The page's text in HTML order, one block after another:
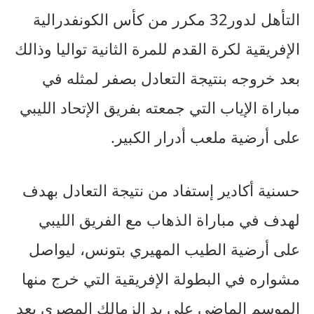
التأهل لدور32 مكرر من كأس الكونفدرالية
الإفريقية لكرة القدم للمرة الثانية تواليا وذالك
بعد خروجه بنتيجة التعادل بصفر لمثله في
مباراة الإياب التي جمعته بفريق الإتحاد الليبي
على أرضية ملعب أدرار الكبير.
حسنية أكادير إستفاد من نتيجة التعادل بهدف
لهدف في مباراة الذهاب مع الفريق الليبي
على أرضية الطيب المهيري بتونس، ليواصل
مشواره في البطولة الإفريقية التي خرج منها
الموسم الماضي على يد الزمالك المصري بعد